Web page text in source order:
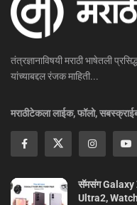
तंत्रज्ञानाविषयी मराठी भाषेतली
यांच्याबद्दल रंजक माहिती...
मराठीटेकला लाईक, फॉलो,
सॅमसंग Galaxy
Ultra2,